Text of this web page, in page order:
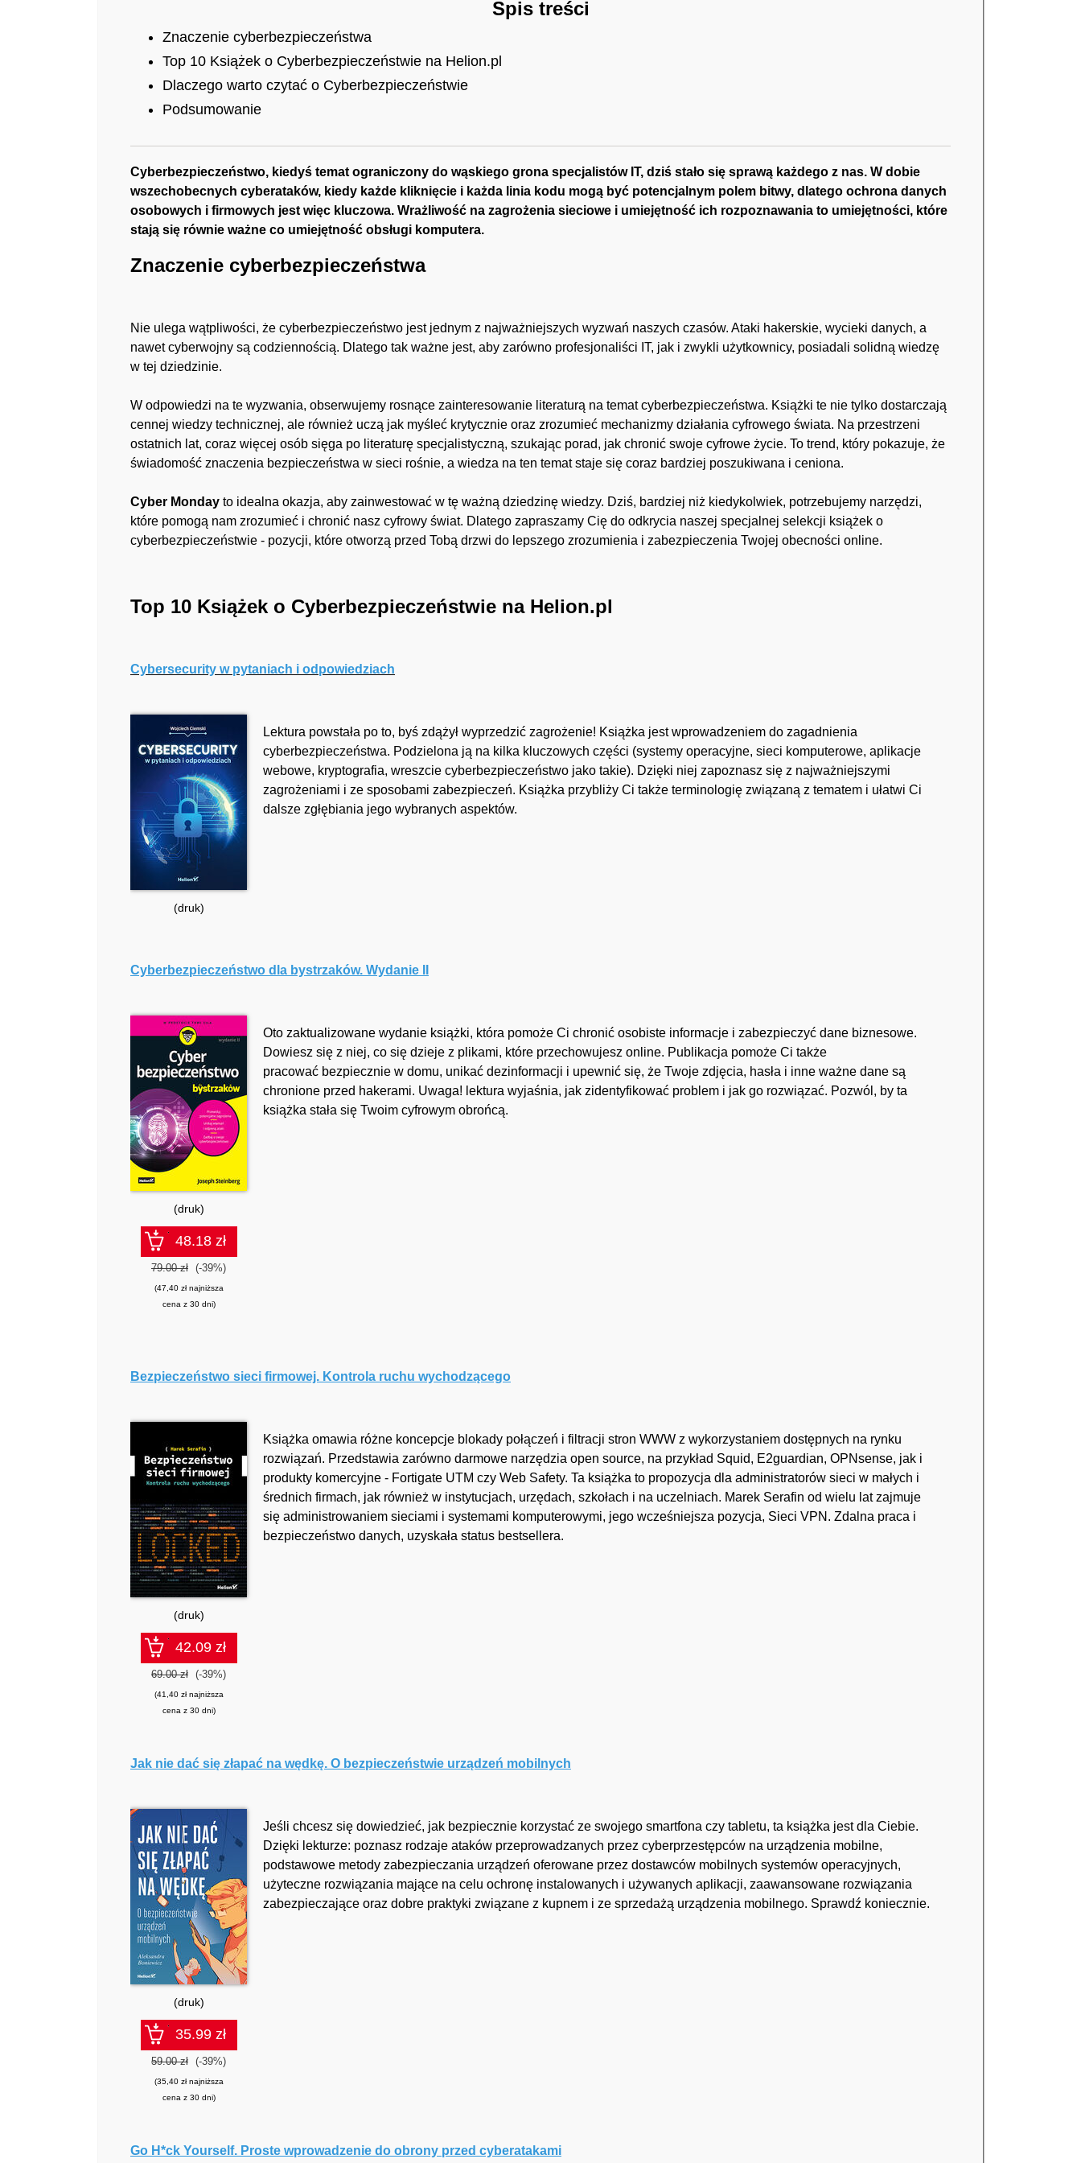
Spis treści
Znaczenie cyberbezpieczeństwa
Top 10 Książek o Cyberbezpieczeństwie na Helion.pl
Dlaczego warto czytać o Cyberbezpieczeństwie
Podsumowanie
Cyberbezpieczeństwo, kiedyś temat ograniczony do wąskiego grona specjalistów IT, dziś stało się sprawą każdego z nas. W dobie
wszechobecnych cyberataków, kiedy każde kliknięcie i każda linia kodu mogą być potencjalnym polem bitwy, dlatego ochrona danych
osobowych i firmowych jest więc kluczowa. Wrażliwość na zagrożenia sieciowe i umiejętność ich rozpoznawania to umiejętności, które
stają się równie ważne co umiejętność obsługi komputera.
Znaczenie cyberbezpieczeństwa
Nie ulega wątpliwości, że cyberbezpieczeństwo jest jednym z najważniejszych wyzwań naszych czasów. Ataki hakerskie, wycieki danych, a
nawet cyberwojny są codziennością. Dlatego tak ważne jest, aby zarówno profesjonaliści IT, jak i zwykli użytkownicy, posiadali solidną wiedzę
w tej dziedzinie.
W odpowiedzi na te wyzwania, obserwujemy rosnące zainteresowanie literaturą na temat cyberbezpieczeństwa. Książki te nie tylko dostarczają
cennej wiedzy technicznej, ale również uczą jak myśleć krytycznie oraz zrozumieć mechanizmy działania cyfrowego świata. Na przestrzeni
ostatnich lat, coraz więcej osób sięga po literaturę specjalistyczną, szukając porad, jak chronić swoje cyfrowe życie. To trend, który pokazuje, że
świadomość znaczenia bezpieczeństwa w sieci rośnie, a wiedza na ten temat staje się coraz bardziej poszukiwana i ceniona.
Cyber Monday to idealna okazja, aby zainwestować w tę ważną dziedzinę wiedzy. Dziś, bardziej niż kiedykolwiek, potrzebujemy narzędzi,
które pomogą nam zrozumieć i chronić nasz cyfrowy świat. Dlatego zapraszamy Cię do odkrycia naszej specjalnej selekcji książek o
cyberbezpieczeństwie - pozycji, które otworzą przed Tobą drzwi do lepszego zrozumienia i zabezpieczenia Twojej obecności online.
Top 10 Książek o Cyberbezpieczeństwie na Helion.pl
Cybersecurity w pytaniach i odpowiedziach
(druk)
Lektura powstała po to, byś zdążył wyprzedzić zagrożenie! Książka jest wprowadzeniem do zagadnienia
cyberbezpieczeństwa. Podzielona ją na kilka kluczowych części (systemy operacyjne, sieci komputerowe, aplikacje
webowe, kryptografia, wreszcie cyberbezpieczeństwo jako takie). Dzięki niej zapoznasz się z najważniejszymi
zagrożeniami i ze sposobami zabezpieczeń. Książka przybliży Ci także terminologię związaną z tematem i ułatwi Ci
dalsze zgłębiania jego wybranych aspektów.
Cyberbezpieczeństwo dla bystrzaków. Wydanie II
(druk)
48.18 zł
79.00 zł (-39%)
(47,40 zł najniższa
cena z 30 dni)
Oto zaktualizowane wydanie książki, która pomoże Ci chronić osobiste informacje i zabezpieczyć dane biznesowe.
Dowiesz się z niej, co się dzieje z plikami, które przechowujesz online. Publikacja pomoże Ci także
pracować bezpiecznie w domu, unikać dezinformacji i upewnić się, że Twoje zdjęcia, hasła i inne ważne dane są
chronione przed hakerami. Uwaga! lektura wyjaśnia, jak zidentyfikować problem i jak go rozwiązać. Pozwól, by ta
książka stała się Twoim cyfrowym obrońcą.
Bezpieczeństwo sieci firmowej. Kontrola ruchu wychodzącego
(druk)
42.09 zł
69.00 zł (-39%)
(41,40 zł najniższa
cena z 30 dni)
Książka omawia różne koncepcje blokady połączeń i filtracji stron WWW z wykorzystaniem dostępnych na rynku
rozwiązań. Przedstawia zarówno darmowe narzędzia open source, na przykład Squid, E2guardian, OPNsense, jak i
produkty komercyjne - Fortigate UTM czy Web Safety. Ta książka to propozycja dla administratorów sieci w małych i
średnich firmach, jak również w instytucjach, urzędach, szkołach i na uczelniach. Marek Serafin od wielu lat zajmuje
się administrowaniem sieciami i systemami komputerowymi, jego wcześniejsza pozycja, Sieci VPN. Zdalna praca i
bezpieczeństwo danych, uzyskała status bestsellera.
Jak nie dać się złapać na wędkę. O bezpieczeństwie urządzeń mobilnych
(druk)
35.99 zł
59.00 zł (-39%)
(35,40 zł najniższa
cena z 30 dni)
Jeśli chcesz się dowiedzieć, jak bezpiecznie korzystać ze swojego smartfona czy tabletu, ta książka jest dla Ciebie.
Dzięki lekturze: poznasz rodzaje ataków przeprowadzanych przez cyberprzestępców na urządzenia mobilne,
podstawowe metody zabezpieczania urządzeń oferowane przez dostawców mobilnych systemów operacyjnych,
użyteczne rozwiązania mające na celu ochronę instalowanych i używanych aplikacji, zaawansowane rozwiązania
zabezpieczające oraz dobre praktyki związane z kupnem i ze sprzedażą urządzenia mobilnego. Sprawdź koniecznie.
Go H*ck Yourself. Proste wprowadzenie do obrony przed cyberatakami